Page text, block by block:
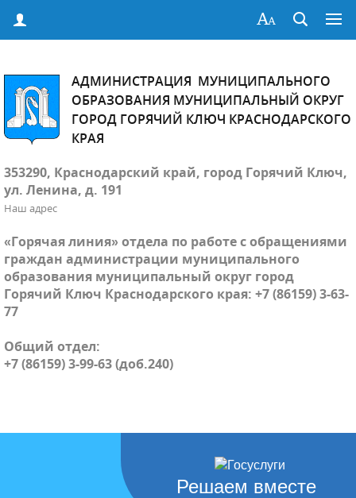
АДМИНИСТРАЦИЯ МУНИЦИПАЛЬНОГО
ОБРАЗОВАНИЯ МУНИЦИПАЛЬНЫЙ ОКРУГ
ГОРОД ГОРЯЧИЙ КЛЮЧ КРАСНОДАРСКОГО
КРАЯ
353290, Краснодарский край, город Горячий Ключ,
ул. Ленина, д. 191
Наш адрес
«Горячая линия» отдела по работе с обращениями
граждан администрации муниципального
образования муниципальный округ город
Горячий Ключ Краснодарского края: +7 (86159) 3-63-
77
Общий отдел:
+7 (86159) 3-99-63 (доб.240)
Решаем вместе